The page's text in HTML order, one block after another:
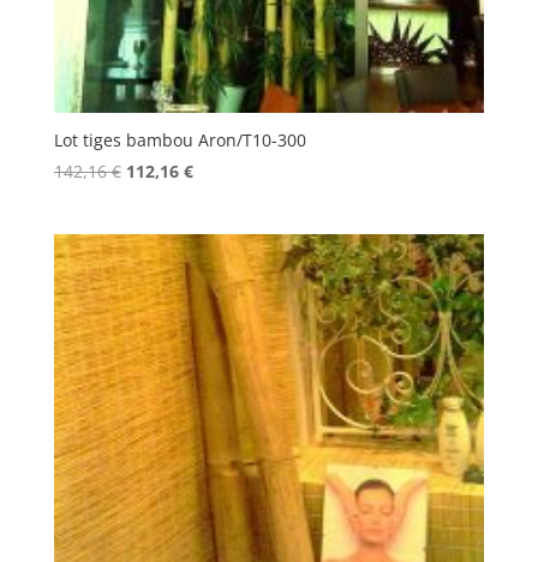
Lot tiges bambou Aron/T10-300
142,16€ Le
était :
142,16 €.
112,16 €Le
112,16 €.